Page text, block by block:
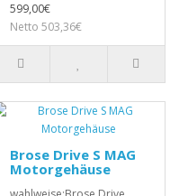
599,00€
Netto 503,36€
Brose Drive S MAG
Motorgehäuse